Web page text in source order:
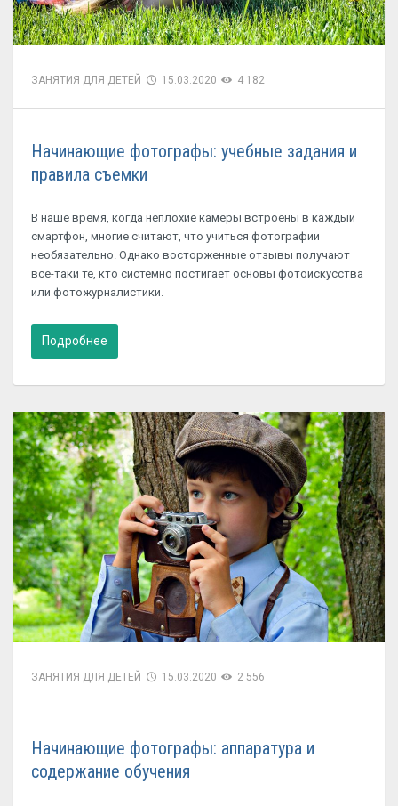
ЗАНЯТИЯ ДЛЯ ДЕТЕЙ 15.03.2020 4 182
Начинающие фотографы: учебные задания и
правила съемки
В наше время, когда неплохие камеры встроены в каждый
смартфон, многие считают, что учиться фотографии
необязательно. Однако восторженные отзывы получают
все-таки те, кто системно постигает основы фотоискусства
или фотожурналистики.
Подробнее
ЗАНЯТИЯ ДЛЯ ДЕТЕЙ 15.03.2020 2 556
Начинающие фотографы: аппаратура и
содержание обучения